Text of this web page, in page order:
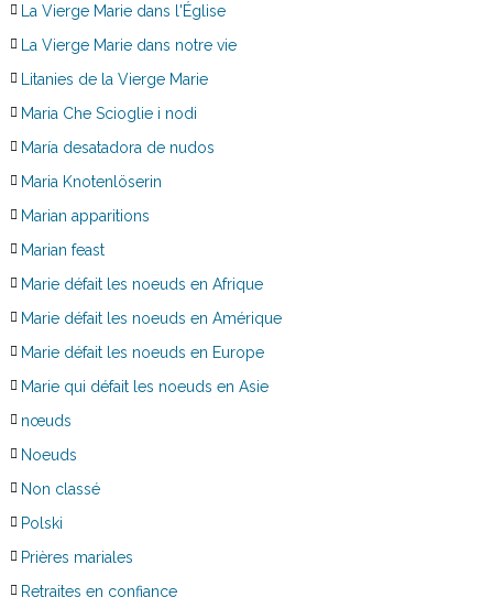
La Vierge Marie dans l'Église
La Vierge Marie dans notre vie
Litanies de la Vierge Marie
Maria Che Scioglie i nodi
María desatadora de nudos
Maria Knotenlöserin
Marian apparitions
Marian feast
Marie défait les noeuds en Afrique
Marie défait les noeuds en Amérique
Marie défait les noeuds en Europe
Marie qui défait les noeuds en Asie
nœuds
Noeuds
Non classé
Polski
Prières mariales
Retraites en confiance